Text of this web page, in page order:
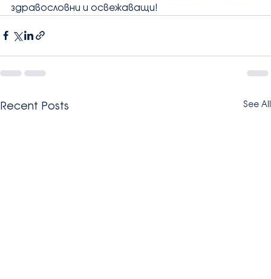
здравословни и освежаващи!
Recent Posts See All